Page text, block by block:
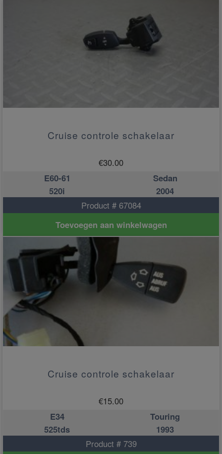
Cruise controle schakelaar
€30.00
E60-61
Sedan
520i
2004
Product # 67084
Toevoegen aan winkelwagen
Cruise controle schakelaar
€15.00
E34
Touring
525tds
1993
Product # 739